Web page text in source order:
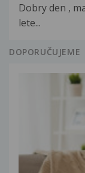
Dobry den ,
lete...
DOPORUČUJEME